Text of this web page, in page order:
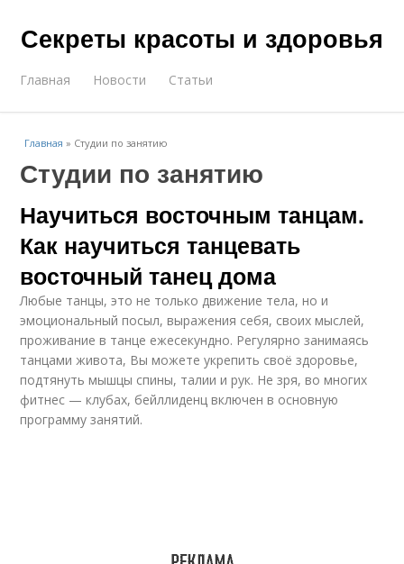
Секреты красоты и здоровья
Главная Новости Статьи
Главная » Студии по занятию
Студии по занятию
Научиться восточным танцам.
Как научиться танцевать
восточный танец дома
Любые танцы, это не только движение тела, но и
эмоциональный посыл, выражения себя, своих мыслей,
проживание в танце ежесекундно. Регулярно занимаясь
танцами живота, Вы можете укрепить своё здоровье,
подтянуть мышцы спины, талии и рук. Не зря, во многих
фитнес — клубах, бейллиденц включен в основную
программу занятий.